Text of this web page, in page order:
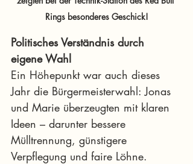
Rings besonderes Geschick!
Politisches Verständnis durch
eigene Wahl
Ein Höhepunkt war auch dieses
Jahr die Bürgermeisterwahl: Jonas
und Marie überzeugten mit klaren
Ideen – darunter bessere
Mülltrennung, günstigere
Verpflegung und faire Löhne.